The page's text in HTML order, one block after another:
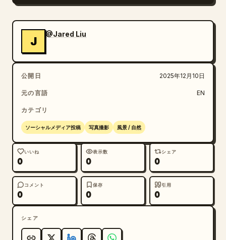
J
@Jared Liu
公開日 2025年12月10日
元の言語 EN
カテゴリ
ソーシャルメディア投稿 写真撮影 風景 / 自然
いいね
0
表示数
0
シェア
0
コメント
0
保存
0
引用
0
シェア